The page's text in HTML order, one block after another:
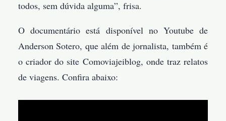
todos, sem dúvida alguma”, frisa.
O documentário está disponível no Youtube de
Anderson Sotero, que além de jornalista, também é
o criador do site Comoviajeiblog, onde traz relatos
de viagens. Confira abaixo: